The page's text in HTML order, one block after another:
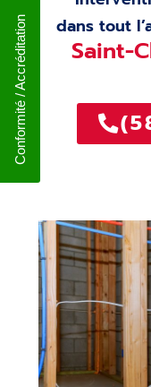
dans tout
Saint-
Conformité / Accréditation